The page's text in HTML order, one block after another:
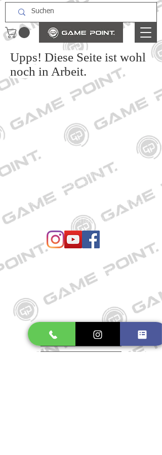
Upps! Diese Seite ist wohl
noch in Arbeit.
Große Schmiedestraße 34
21682 Stade
E-Mail:gamepointstade@icloud.com
Telefon:04141 531687
Impressum
Mo. bis Fr.: 10:00 - 18:30 Uhr
Samstag: 10:00 - 17:00 Uhr
So.: Geschlossen